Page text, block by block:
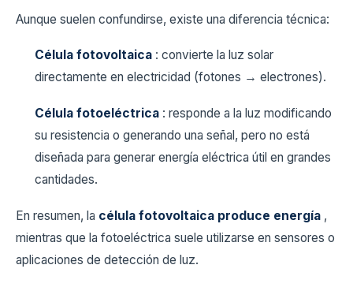
Aunque suelen confundirse, existe una diferencia técnica:
Célula fotovoltaica : convierte la luz solar
directamente en electricidad (fotones → electrones).
Célula fotoeléctrica : responde a la luz modificando
su resistencia o generando una señal, pero no está
diseñada para generar energía eléctrica útil en grandes
cantidades.
En resumen, la célula fotovoltaica produce energía ,
mientras que la fotoeléctrica suele utilizarse en sensores o
aplicaciones de detección de luz.